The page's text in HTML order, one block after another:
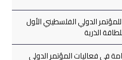
الدولي الفلسطيني الأول
الذرية
في فعاليات المؤتمر الدولي